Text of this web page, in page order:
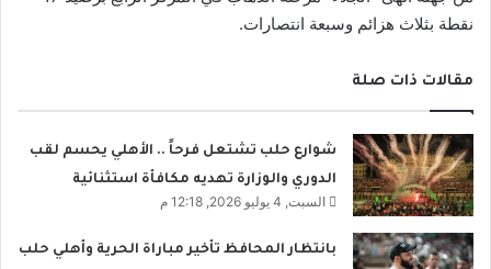
نقطة بثلاث هزائم وسبعة انتصارات.
مقالات ذات صلة
شوارع حلب تشتعل فرحاً .. الأهلي يحسم لقب
الدوري والوزارة تهديه مكافأة استثنائية
السبت, 4 يوليو 2026, 12:18 م
بانتظار المحافظ تأخير مباراة الحرية وأهلي حلب